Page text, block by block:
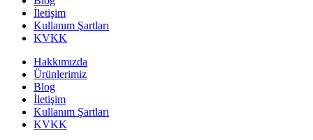
İletişim
Kullanım Şartları
KVKK
Hakkımızda
Ürünlerimiz
Blog
İletişim
Kullanım Şartları
KVKK